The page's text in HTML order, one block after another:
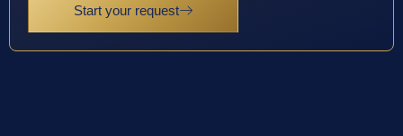
Start your request